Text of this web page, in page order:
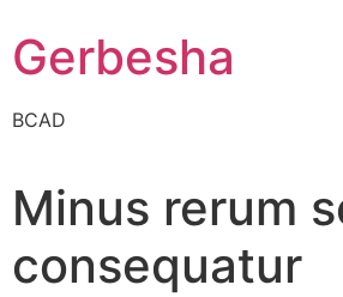
Gerbesha
BCAD
Minus rerum
consequatur